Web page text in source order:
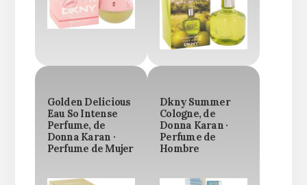
Golden Delicious
Eau So Intense
Perfume, de
Donna Karan ·
Perfume de Mujer
Dkny Summer
Cologne, de
Donna Karan ·
Perfume de
Hombre